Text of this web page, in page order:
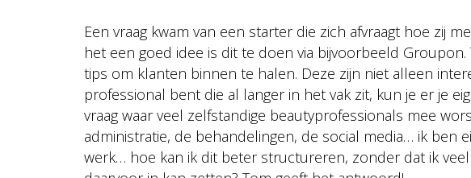
Een vraag kwam van een starter die zich afvraagt hoe zij
het een goed idee is dit te doen via bijvoorbeeld
tips om klanten binnen te halen. Deze zijn niet alleen
professional bent die al langer in het vak zit, kun je er je
vraag waar veel zelfstandige beautyprofessionals mee
administratie, de behandelingen, de social media… ik ben
werk… hoe kan ik dit beter structureren, zonder dat ik